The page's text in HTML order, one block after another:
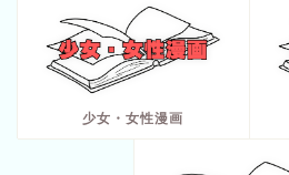
少女・女性漫画